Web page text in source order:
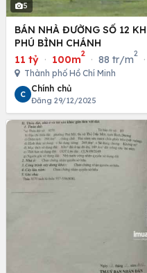
5
BÁN NHÀ ĐƯỜNG SỐ 12
PHÚ BÌNH CHÁNH
11 tỷ · 100m
2
· 88 tr/m
2
·
Thành phố Hồ Chí Minh
C
Chính chủ
Đăng 29/12/2025